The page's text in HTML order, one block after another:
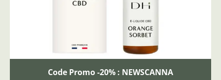
Code Promo -20% : NEWSCANNA